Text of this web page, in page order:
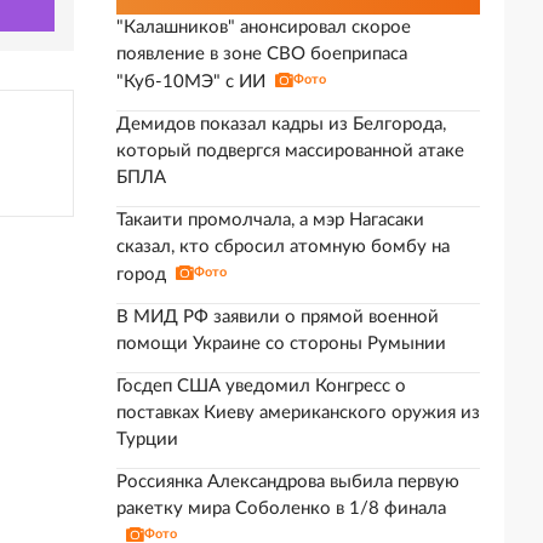
"Калашников" анонсировал скорое
появление в зоне СВО боеприпаса
"Куб-10МЭ" с ИИ
Фото
Демидов показал кадры из Белгорода,
который подвергся массированной атаке
БПЛА
Такаити промолчала, а мэр Нагасаки
сказал, кто сбросил атомную бомбу на
город
Фото
В МИД РФ заявили о прямой военной
помощи Украине со стороны Румынии
Госдеп США уведомил Конгресс о
поставках Киеву американского оружия из
Турции
Россиянка Александрова выбила первую
ракетку мира Соболенко в 1/8 финала
Фото